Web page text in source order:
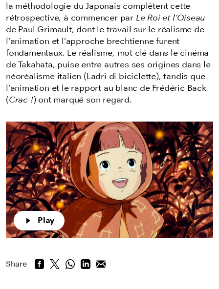
la méthodologie du Japonais complètent cette
rétrospective, à commencer par Le Roi et l’Oiseau
de Paul Grimault, dont le travail sur le réalisme de
l’animation et l’approche brechtienne furent
fondamentaux. Le réalisme, mot clé dans le cinéma
de Takahata, puise entre autres ses origines dans le
néoréalisme italien (Ladri di biciclette), tandis que
l’animation et le rapport au blanc de Frédéric Back
(Crac !) ont marqué son regard.
Play
Play
Share